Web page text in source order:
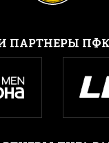
ПАРТНЕРЫ ПФК